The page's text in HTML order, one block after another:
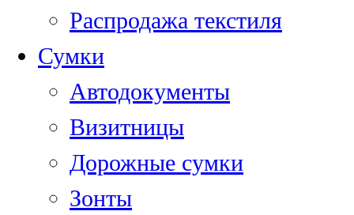
Распродажа текстиля
Сумки
Автодокументы
Визитницы
Дорожные сумки
Зонты